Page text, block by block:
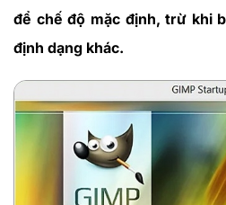
để chế độ mặc định, trừ khi
định dạng khác.